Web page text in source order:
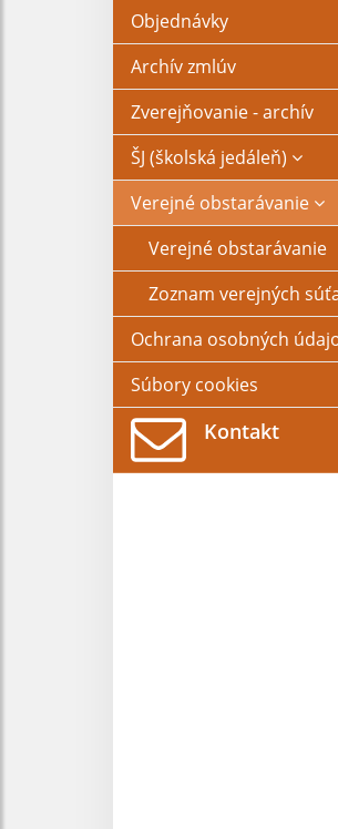
Objednávky
Archív zmlúv
Zverejňovanie - archív
ŠJ (školská jedáleň)
Verejné obstarávanie
Verejné obstarávanie
Zoznam verejných
Ochrana osobných
Súbory cookies
Kontakt